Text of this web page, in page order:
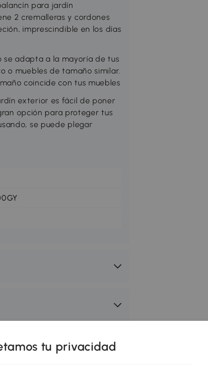
para jardín
2 cremalleras y cordones
imprescindible en los días
se adapta a la mayoría de tus
o muebles de tamaño similar.
coincide con tus muebles
exterior es fácil de poner
opción para proteger tus
se puede plegar
tu privacidad